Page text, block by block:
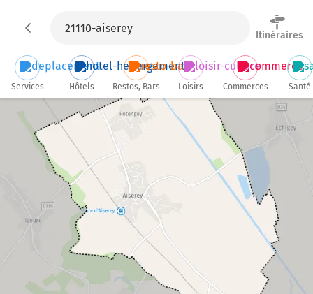
Itinéraires
Services Hôtels Restos, Bars Loisirs Commerces Santé